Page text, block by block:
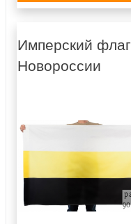
Имперский флаг
Новороссии